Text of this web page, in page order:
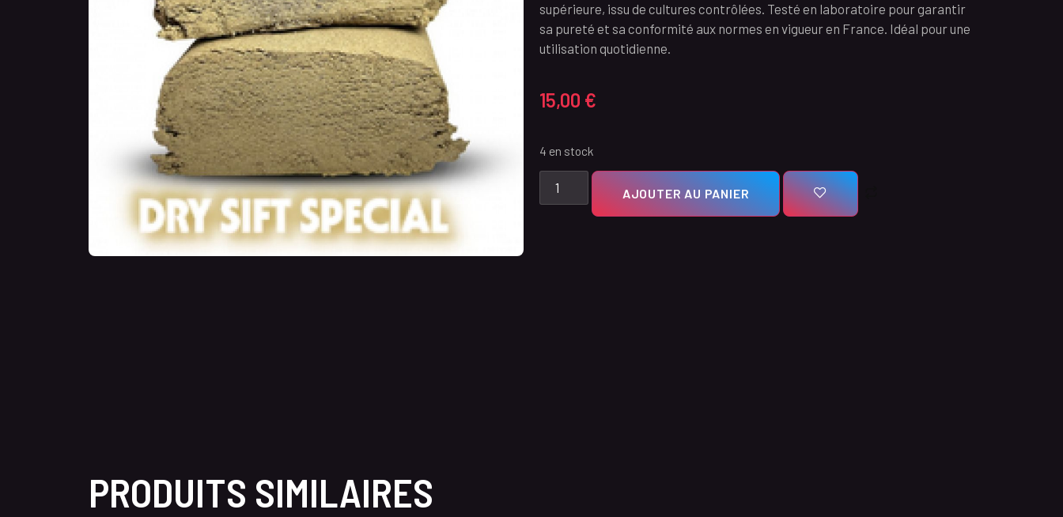
supérieure, issu de cultures contrôlées. Testé en laboratoire pour garantir
sa pureté et sa conformité aux normes en vigueur en France. Idéal pour une
utilisation quotidienne.
15,00 €
4 en stock
AJOUTER AU PANIER
PRODUITS SIMILAIRES